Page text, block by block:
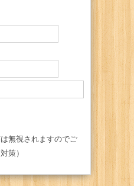
無視されますのでご
策）